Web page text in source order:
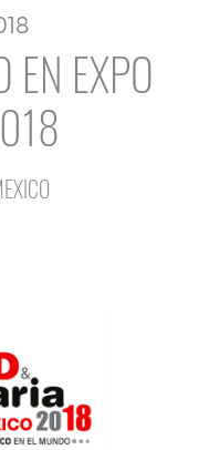
EN EXPO